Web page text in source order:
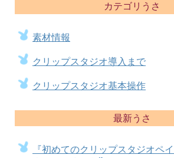
カテゴリうさ
素材情報
クリップスタジオ導入まで
クリップスタジオ基本操作
最新うさ
『初めてのクリップスタジオペ